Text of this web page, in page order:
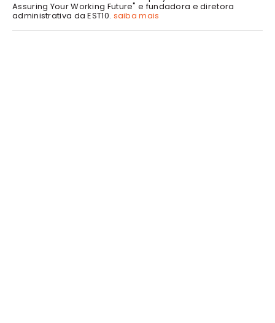
Assuring Your Working Future" e fundadora e diretora
administrativa da EST10. saiba mais